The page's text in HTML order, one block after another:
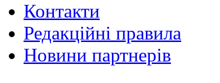
Контакти
Редакційні правила
Новини партнерів